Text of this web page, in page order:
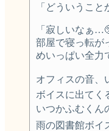
「どういうこ
「寂しいなぁ
部屋で寝っ転が
めいっぱい全力
オフィスの音、
ボイスに出てく
いつかふむくん
雨の図書館ボイ